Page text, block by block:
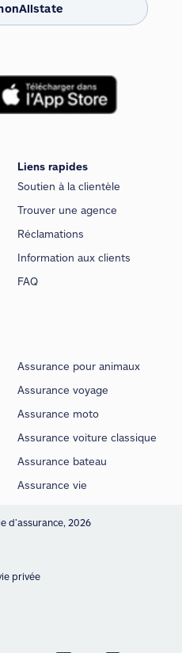
Liens rapides
Soutien à la clientèle
Trouver une agence
Réclamations
Information aux clients
FAQ
Assurance pour animaux
Assurance voyage
Assurance moto
Assurance voiture classique
Assurance bateau
Assurance vie
d’assurance, 2026
privée